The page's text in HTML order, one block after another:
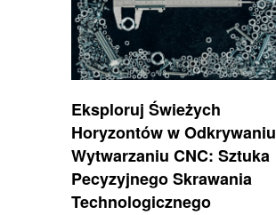
Eksploruj Świeżych
Horyzontów w Odkrywaniu
Wytwarzaniu CNC: Sztuka
Pecyzyjnego Skrawania
Technologicznego